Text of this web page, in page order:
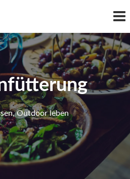
Outdoor leben